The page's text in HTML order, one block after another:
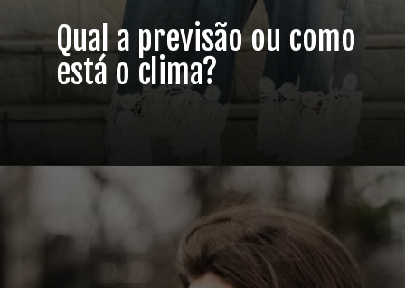
Qual a previsão ou como
está o clima?